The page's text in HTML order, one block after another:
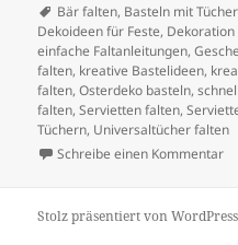
Schlagwörter
Bär falten, Basteln mit
Dekoideen für Feste,
einfache Faltanleitungen,
falten, kreative Bastelideen,
falten,Osterdeko basteln,
falten,Servietten falten,
Tüchern, Universaltücher falten
Schreibe einen Kommentar
Stolz präsentiert von WordPress